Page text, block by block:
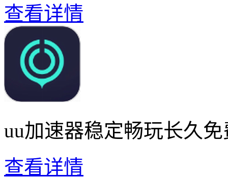
查看详情
uu加速器稳定畅玩长久
查看详情